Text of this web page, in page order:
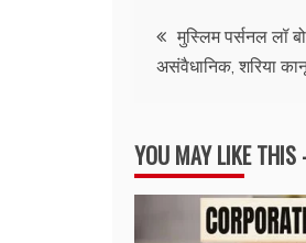
Post
navigation
मुस्लिम पर्सनल लॉ
असंवैधानिक, शरिया
YOU MAY LIKE THIS